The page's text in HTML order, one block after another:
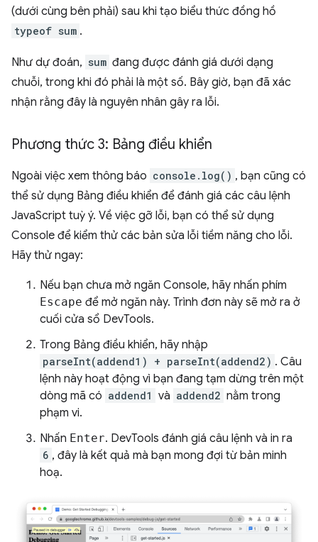
(dưới cùng bên phải) sau khi tạo biểu thức đồng hồ
typeof sum .
Như dự đoán, sum đang được đánh giá dưới dạng
chuỗi, trong khi đó phải là một số. Bây giờ, bạn đã xác
nhận rằng đây là nguyên nhân gây ra lỗi.
Phương thức 3: Bảng điều khiển
Ngoài việc xem thông báo console.log() , bạn cũng có
thể sử dụng Bảng điều khiển để đánh giá các câu lệnh
JavaScript tuỳ ý. Về việc gỡ lỗi, bạn có thể sử dụng
Console để kiểm thử các bản sửa lỗi tiềm năng cho lỗi.
Hãy thử ngay:
Nếu bạn chưa mở ngăn Console, hãy nhấn phím
Escape để mở ngăn này. Trình đơn này sẽ mở ra ở
cuối cửa sổ DevTools.
Trong Bảng điều khiển, hãy nhập
parseInt(addend1) + parseInt(addend2) . Câu
lệnh này hoạt động vì bạn đang tạm dừng trên một
dòng mã có addend1 và addend2 nằm trong
phạm vi.
Nhấn Enter. DevTools đánh giá câu lệnh và in ra
6 , đây là kết quả mà bạn mong đợi từ bản minh
hoạ.